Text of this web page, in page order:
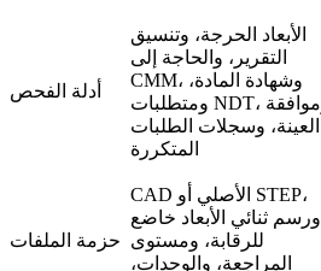
أدلة الفحص
الأبعاد الحرجة، وتنسيق
التقرير، والحاجة إلى
CMM، وشهادة المادة،
ومتطلبات NDT، وموافقة
العينة، وسجلات الطلبات
المتكررة
حزمة الملفات
CAD الأصلي أو STEP،
ورسم ثنائي الأبعاد خاضع
للرقابة، ومستوى
المراجعة، والوحدات،